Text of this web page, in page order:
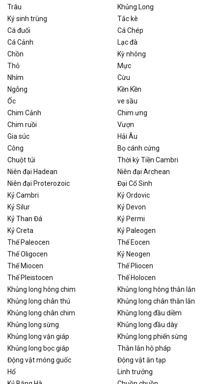
Trâu
Khủng Long
Ký sinh trùng
Tắc kè
Cá đuối
Cá Chép
Cá Cảnh
Lạc đà
Chồn
Kỳ nhông
Thỏ
Mực
Nhím
Cừu
Ngỗng
Kền Kền
Ốc
ve sầu
Chim Cảnh
Chim ưng
Chim ruồi
Vượn
Gia súc
Hải Âu
Công
Bọ cánh cứng
Chuột túi
Thời kỳ Tiền Cambri
Niên đại Hadean
Niên đại Archean
Niên đại Proterozoic
Đại Cổ Sinh
Kỷ Cambri
Kỷ Ordovic
Kỷ Silur
Kỷ Devon
Kỷ Than Đá
Kỷ Permi
Kỷ Creta
Kỷ Paleogen
Thế Paleocen
Thế Eocen
Thế Oligocen
Kỷ Neogen
Thế Miocen
Thế Pliocen
Thế Pleistocen
Thế Holocen
Khủng long hông chim
Khủng long hông thằn lằn
Khủng long chân thú
Khủng long chân thằn lằn
Khủng long chân chim
Khủng long đầu diềm
Khủng long sừng
Khủng long đầu dày
Khủng long vận giáp
Khủng long phiến sừng
Khủng long bọc giáp
Thằn lằn hộ pháp
Động vật móng guốc
Động vật ăn tạp
Hổ
Linh trưởng